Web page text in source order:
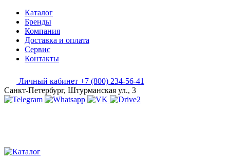
Каталог
Бренды
Компания
Доставка и оплата
Сервис
Контакты
Личный кабинет +7 (800) 234-56-41
Санкт-Петербург, Штурманская ул., 3